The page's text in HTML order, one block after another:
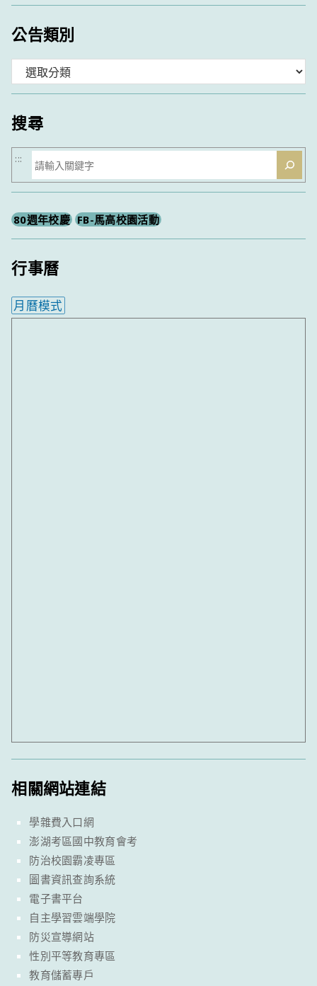
公告類別
類
搜尋
搜
尋
:::
80週年校慶 FB-馬高校園活動
行事曆
月曆模式
相關網站連結
學雜費入口網
澎湖考區國中教育會考
防治校園霸凌專區
圖書資訊查詢系統
電子書平台
自主學習雲端學院
防災宣導網站
性別平等教育專區
教育儲蓄專戶